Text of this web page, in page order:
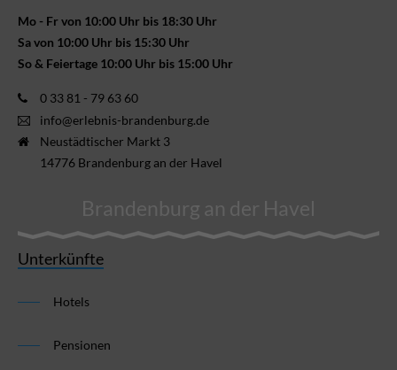
Mo - Fr von 10:00 Uhr bis 18:30 Uhr
Sa von 10:00 Uhr bis 15:30 Uhr
So & Feiertage 10:00 Uhr bis 15:00 Uhr
0 33 81 - 79 63 60
info@erlebnis-brandenburg.de
Neustädtischer Markt 3
14776 Brandenburg an der Havel
Brandenburg an der Havel
Unterkünfte
Hotels
Pensionen